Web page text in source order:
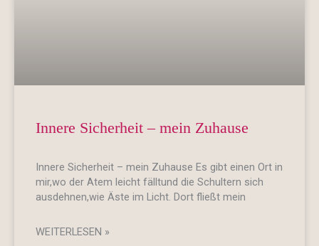
Innere Sicherheit – mein Zuhause
Innere Sicherheit – mein Zuhause Es gibt einen Ort in
mir,wo der Atem leicht fälltund die Schultern sich
ausdehnen,wie Äste im Licht. Dort fließt mein
WEITERLESEN »